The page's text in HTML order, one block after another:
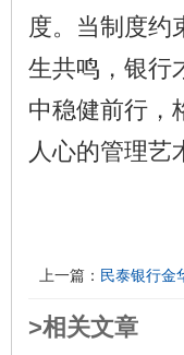
度。当制度约
生共鸣，银行
中稳健前行，
人心的管理艺
上一篇： 民泰银行金
>相关文章